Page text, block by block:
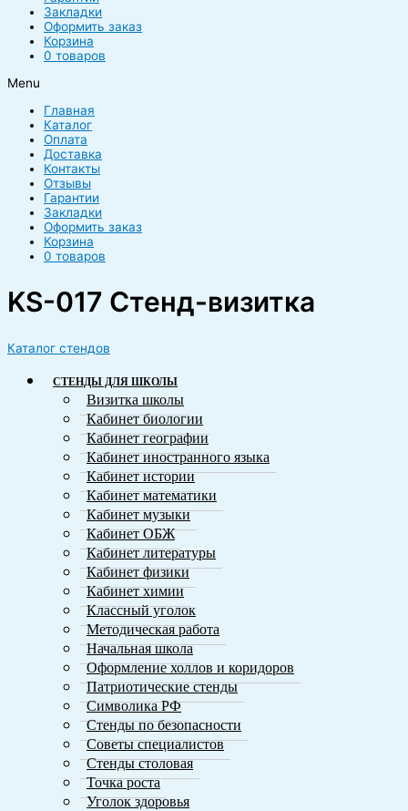
Закладки
Оформить заказ
Корзина
0 товаров
Menu
Главная
Каталог
Оплата
Доставка
Контакты
Отзывы
Гарантии
Закладки
Оформить заказ
Корзина
0 товаров
KS-017 Стенд-визитка
Каталог стендов
СТЕНДЫ ДЛЯ ШКОЛЫ
Визитка школы
Кабинет биологии
Кабинет географии
Кабинет иностранного языка
Кабинет истории
Кабинет математики
Кабинет музыки
Кабинет ОБЖ
Кабинет литературы
Кабинет физики
Кабинет химии
Классный уголок
Методическая работа
Начальная школа
Оформление холлов и коридоров
Патриотические стенды
Символика РФ
Стенды по безопасности
Советы специалистов
Стенды столовая
Точка роста
Уголок здоровья